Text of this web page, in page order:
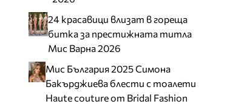
24 красавици влизат в гореща
битка за престижната титла
Мис Варна 2026
Мис България 2025 Симона
Бакърджиева блести с тоалети
Haute couture от Bridal Fashion